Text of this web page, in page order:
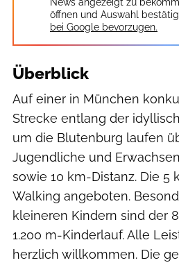
öffnen und Auswahl
bei Google bevorzugen.
Überblick
Auf einer in München
Strecke entlang der
um die Blutenburg laufen
Jugendliche und
sowie 10 km-Distanz. Die 5
Walking angeboten.
kleineren Kindern sind der
1.200 m-Kinderlauf. Alle
herzlich willkommen. Die